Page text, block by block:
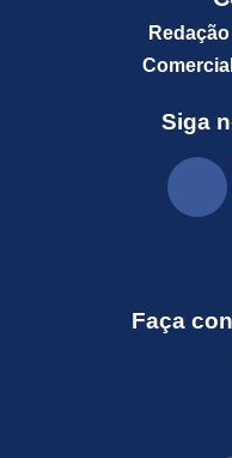
Siga
Faça